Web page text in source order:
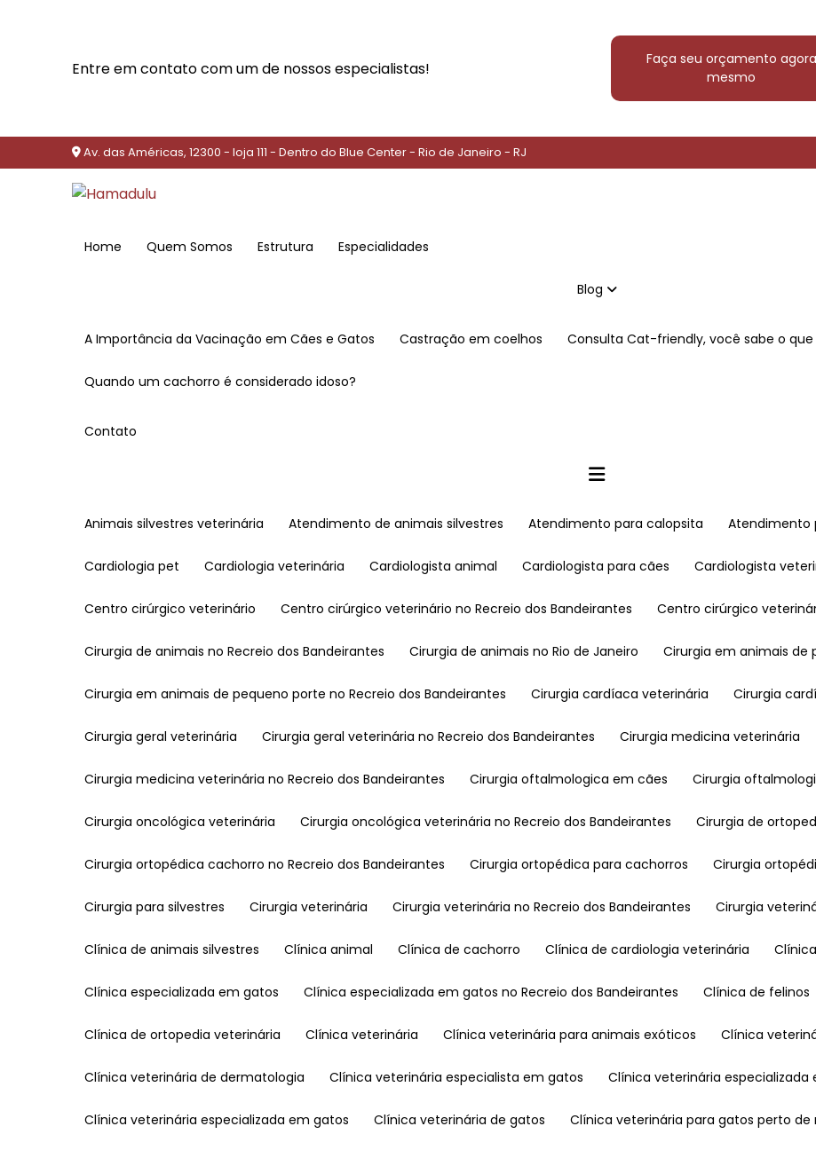
Entre em contato com um de nossos especialistas!
Faça seu orçamento agora
mesmo
Av. das Américas, 12300 - loja 111 - Dentro do Blue Center - Rio de Janeiro - RJ
Home Quem Somos Estrutura Especialidades
Blog
A Importância da Vacinação em Cães e Gatos Castração em coelhos Consulta Cat-friendly, você sabe o que
Quando um cachorro é considerado idoso?
Contato
Animais silvestres veterinária Atendimento de animais silvestres Atendimento para calopsita
Cardiologia pet Cardiologia veterinária Cardiologista animal Cardiologista para cães Cardiologista
Centro cirúrgico veterinário Centro cirúrgico veterinário no Recreio dos Bandeirantes Centro cirúrgico
Cirurgia de animais no Recreio dos Bandeirantes Cirurgia de animais no Rio de Janeiro Cirurgia em animais
Cirurgia em animais de pequeno porte no Recreio dos Bandeirantes Cirurgia cardíaca veterinária Cirurgia
Cirurgia geral veterinária Cirurgia geral veterinária no Recreio dos Bandeirantes Cirurgia medicina veterinária
Cirurgia medicina veterinária no Recreio dos Bandeirantes Cirurgia oftalmologica em cães Cirurgia
Cirurgia oncológica veterinária Cirurgia oncológica veterinária no Recreio dos Bandeirantes Cirurgia de
Cirurgia ortopédica cachorro no Recreio dos Bandeirantes Cirurgia ortopédica para cachorros Cirurgia
Cirurgia para silvestres Cirurgia veterinária Cirurgia veterinária no Recreio dos Bandeirantes Cirurgia
Clínica de animais silvestres Clínica animal Clínica de cachorro Clínica de cardiologia veterinária
Clínica especializada em gatos Clínica especializada em gatos no Recreio dos Bandeirantes Clínica de felinos
Clínica de ortopedia veterinária Clínica veterinária Clínica veterinária para animais exóticos Clínica
Clínica veterinária de dermatologia Clínica veterinária especialista em gatos Clínica veterinária especializada
Clínica veterinária especializada em gatos Clínica veterinária de gatos Clínica veterinária para gatos perto